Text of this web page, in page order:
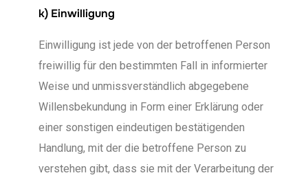
k) Einwilligung
Einwilligung ist jede von der betroffenen Person
freiwillig für den bestimmten Fall in informierter
Weise und unmissverständlich abgegebene
Willensbekundung in Form einer Erklärung oder
einer sonstigen eindeutigen bestätigenden
Handlung, mit der die betroffene Person zu
verstehen gibt, dass sie mit der Verarbeitung der